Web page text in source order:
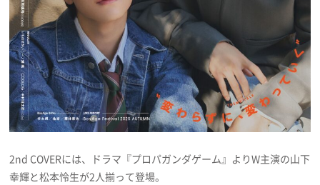
2nd COVERには、ドラマ『プロパガンダゲーム』よりW主演の山下
幸輝と松本怜生が2人揃って登場。